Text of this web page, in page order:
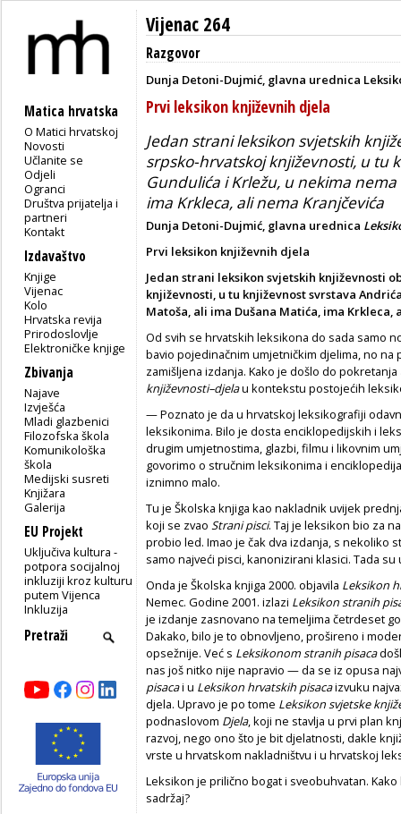
Matica hrvatska
O Matici hrvatskoj
Novosti
Učlanite se
Odjeli
Ogranci
Društva prijatelja i
partneri
Kontakt
Izdavaštvo
Knjige
Vijenac
Kolo
Hrvatska revija
Prirodoslovlje
Elektroničke knjige
Zbivanja
Najave
Izvješća
Mladi glazbenici
Filozofska škola
Komunikološka
škola
Medijski susreti
Knjižara
Galerija
EU Projekt
Uključiva kultura -
potpora socijalnoj
inkluziji kroz kulturu
putem Vijenca
Inkluzija
Vijenac 264
Razgovor
Dunja Detoni-Dujmić, glavna urednica
Prvi leksikon književnih djela
Jedan strani leksikon svjetskih
srpsko-hrvatskoj književnosti, u tu
Gundulića i Krležu, u nekima
ima Krkleca, ali nema Kranjčevića
Dunja Detoni-Dujmić, glavna urednica
Prvi leksikon književnih djela
Jedan strani leksikon svjetskih književnosti
književnosti, u tu književnost svrstava
Matoša, ali ima Dušana Matića, ima Krkleca,
Od svih se hrvatskih leksikona do sada samo
bavio pojedinačnim umjetničkim djelima, no
zamišljena izdanja. Kako je došlo do
književnosti–djelau kontekstu postojećih
— Poznato je da u hrvatskoj leksikografiji
leksikonima. Bilo je dosta enciklopedijskih i
drugim umjetnostima, glazbi, filmu i likovnim
govorimo o stručnim leksikonima i
iznimno malo.
Tu je Školska knjiga kao nakladnik uvijek
koji se zvao Strani pisci. Taj je leksikon bio za
probio led. Imao je čak dva izdanja, s nekoliko
samo najveći pisci, kanonizirani klasici. Tada
Onda je Školska knjiga 2000. objavila Leksikon
Nemec. Godine 2001. izlazi Leksikon stranih
je izdanje zasnovano na temeljima četrdeset
Dakako, bilo je to obnovljeno, prošireno i
opsežnije. Već s Leksikonom stranih pisaca
nas još nitko nije napravio — da se iz opusa
pisacai u Leksikon hrvatskih pisacaizvuku
djela. Upravo je po tome Leksikon svjetske
podnaslovom Djela, koji ne stavlja u prvi plan
razvoj, nego ono što je bit djelatnosti, dakle
vrste u hrvatskom nakladništvu i u hrvatskoj
Leksikon je prilično bogat i sveobuhvatan.
sadržaj?